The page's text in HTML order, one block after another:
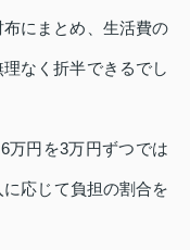
にまとめ、生活費の
なく折半できるでし
万円を3万円ずつでは
応じて負担の割合を